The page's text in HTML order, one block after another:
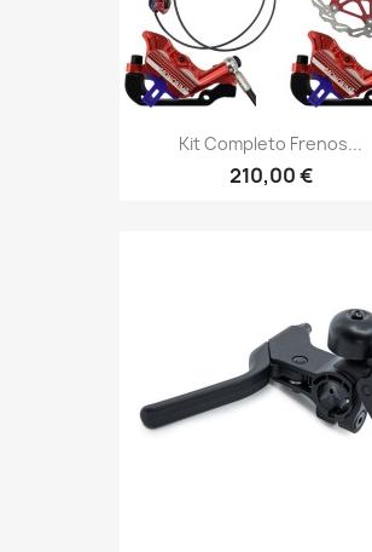
Kit Completo Frenos...
210,00 €